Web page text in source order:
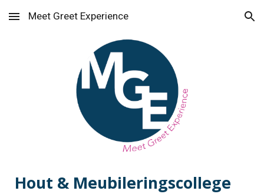
Skip to main content Skip to navigation
Meet Greet Experience
Hout & Meubileringscollege